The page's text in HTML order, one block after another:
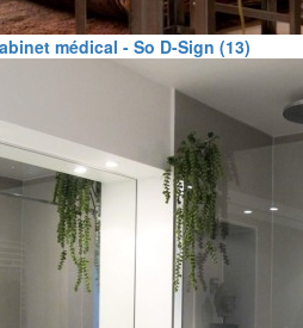
médical - So D-Sign (13)